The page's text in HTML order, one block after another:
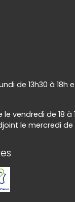
de 13h30 à 18h
vendredi de 18 à
le mercredi de